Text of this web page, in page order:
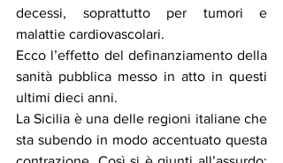
decessi, soprattutto per tumori e
malattie cardiovascolari.
Ecco l’effetto del definanziamento della
sanità pubblica messo in atto in questi
ultimi dieci anni.
La Sicilia è una delle regioni italiane che
sta subendo in modo accentuato questa